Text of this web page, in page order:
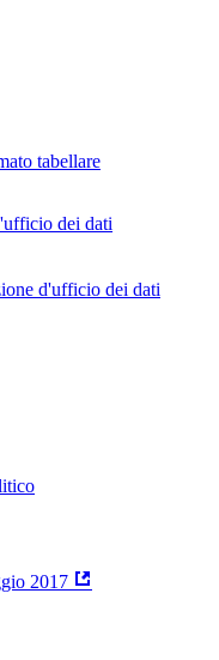
tabellare
dei dati
d'ufficio dei dati
2017